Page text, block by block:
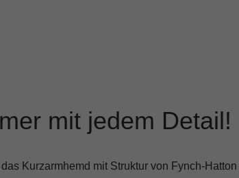
mit jedem Detail!
Kurzarmhemd mit Struktur von Fynch-Hatton